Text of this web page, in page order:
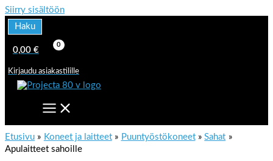
Siirry sisältöön
Haku
0,00 €
Kirjaudu asiakastilille
Etusivu Koneet ja laitteet Puuntyöstökoneet
Sahat
Apulaitteet sahoille